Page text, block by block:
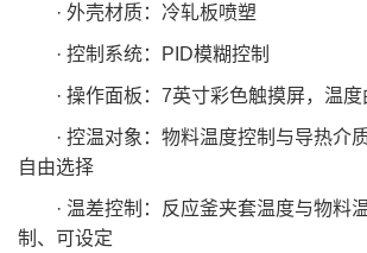
· 外壳材质：冷轧板喷塑
· 控制系统：PID模糊控制
· 操作面板：7英寸彩色触摸屏，温度
· 控温对象：物料温度控制与导热介
自由选择
· 温差控制：反应釜夹套温度与物料
制、可设定